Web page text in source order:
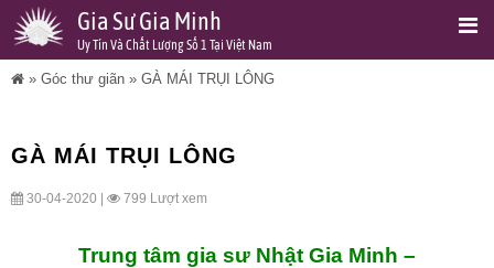
Gia Sư Gia Minh
Uy Tín Và Chất Lượng Số 1 Tại Việt Nam
» Góc thư giãn » GÀ MÁI TRỤI LÔNG
GÀ MÁI TRỤI LÔNG
30-04-2020 | 799 Lượt xem
Trung tâm gia sư Nhật Gia Minh –